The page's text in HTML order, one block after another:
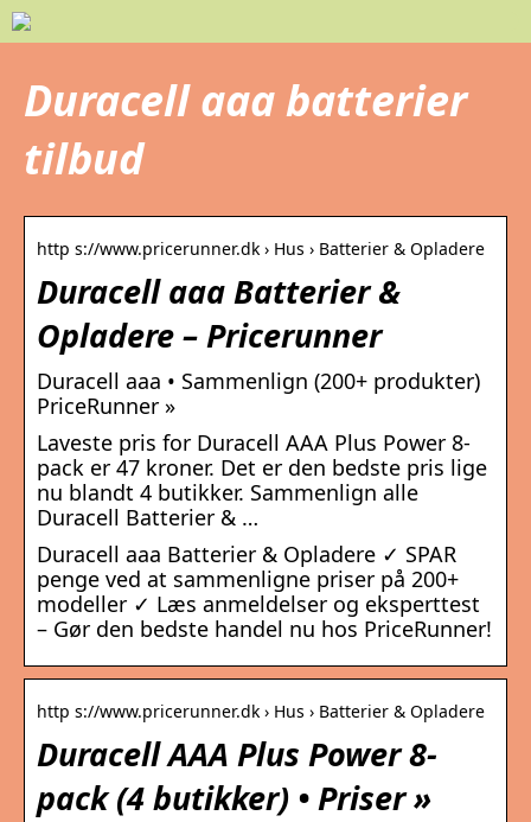
Duracell aaa batterier
tilbud
http s://www.pricerunner.dk › Hus › Batterier & Opladere
Duracell aaa Batterier &
Opladere – Pricerunner
Duracell aaa • Sammenlign (200+ produkter)
PriceRunner »
Laveste pris for Duracell AAA Plus Power 8-
pack er 47 kroner. Det er den bedste pris lige
nu blandt 4 butikker. Sammenlign alle
Duracell Batterier & …
Duracell aaa Batterier & Opladere ✓ SPAR
penge ved at sammenligne priser på 200+
modeller ✓ Læs anmeldelser og eksperttest
– Gør den bedste handel nu hos PriceRunner!
http s://www.pricerunner.dk › Hus › Batterier & Opladere
Duracell AAA Plus Power 8-
pack (4 butikker) • Priser »